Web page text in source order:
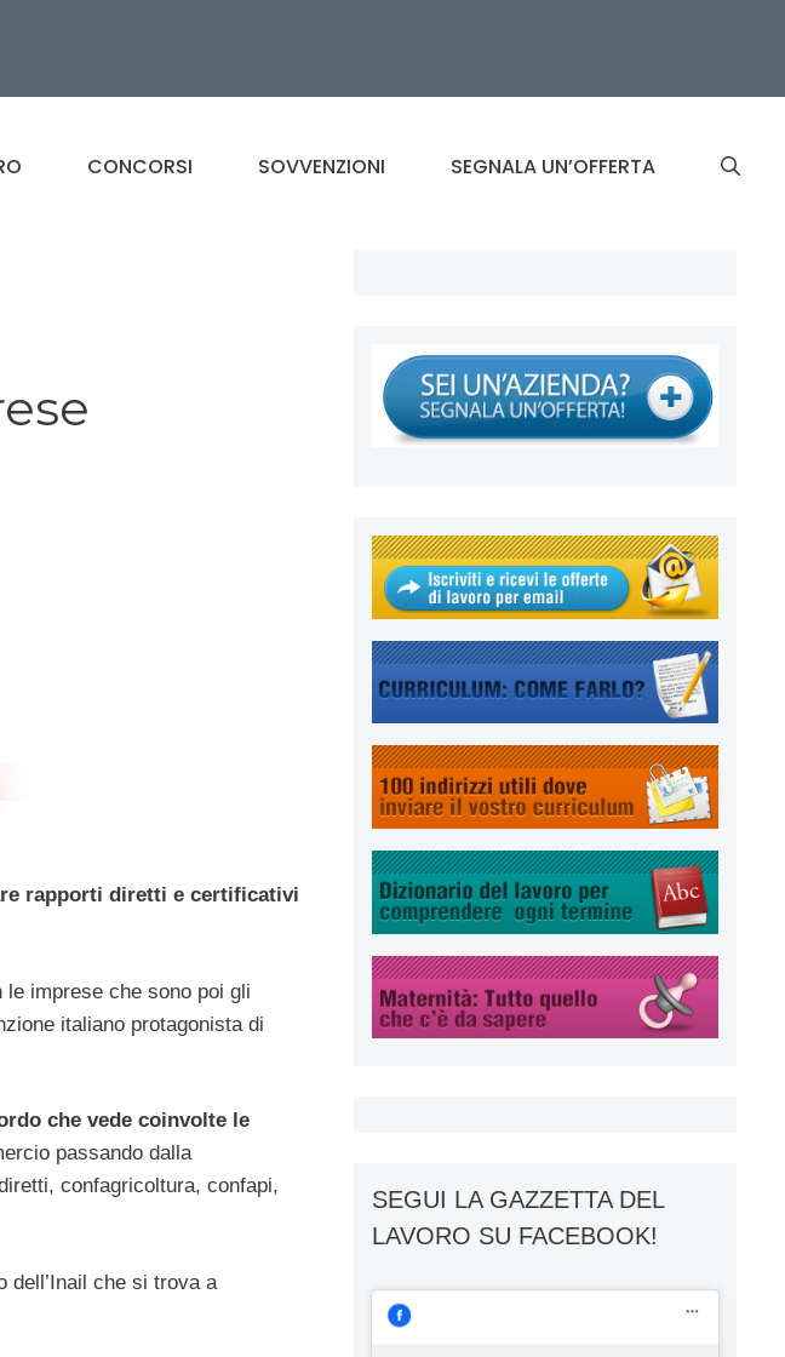
CONCORSI SOVVENZIONI SEGNALA UN’OFFERTA
rapporti diretti e certificativi
le imprese che sono poi gli
italiano protagonista di
che vede coinvolte le
passando dalla
confagricoltura, confapi,
dell’Inail che si trova a
SEGUI LA GAZZETTA DEL
LAVORO SU FACEBOOK!